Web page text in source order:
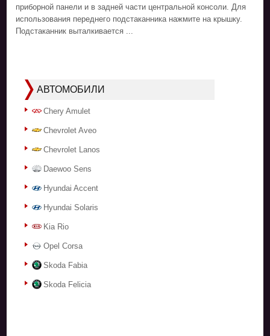
приборной панели и в задней части центральной консоли. Для
использования переднего подстаканника нажмите на крышку.
Подстаканник выталкивается ...
АВТОМОБИЛИ
Chery Amulet
Chevrolet Aveo
Chevrolet Lanos
Daewoo Sens
Hyundai Accent
Hyundai Solaris
Kia Rio
Opel Corsa
Skoda Fabia
Skoda Felicia